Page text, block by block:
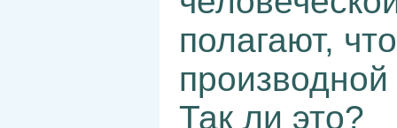
полагают,
Так ли это?